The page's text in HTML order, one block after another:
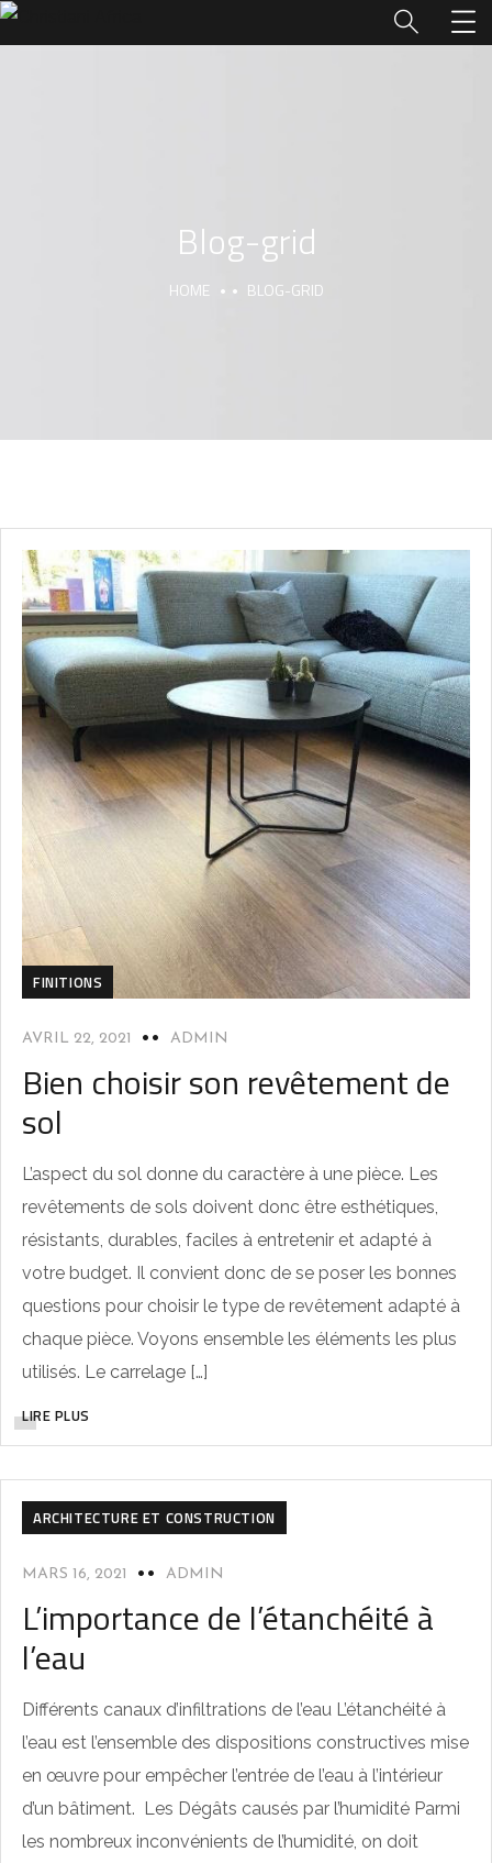
Blog-grid
HOME BLOG-GRID
FINITIONS
AVRIL 22, 2021 ADMIN
Bien choisir son revêtement de
sol
L’aspect du sol donne du caractère à une pièce. Les
revêtements de sols doivent donc être esthétiques,
résistants, durables, faciles à entretenir et adapté à
votre budget. Il convient donc de se poser les bonnes
questions pour choisir le type de revêtement adapté à
chaque pièce. Voyons ensemble les éléments les plus
utilisés. Le carrelage […]
LIRE PLUS
ARCHITECTURE ET CONSTRUCTION
MARS 16, 2021 ADMIN
L’importance de l’étanchéité à
l’eau
Différents canaux d’infiltrations de l’eau L’étanchéité à
l’eau est l’ensemble des dispositions constructives mise
en œuvre pour empêcher l’entrée de l’eau à l’intérieur
d’un bâtiment. Les Dégâts causés par l’humidité Parmi
les nombreux inconvénients de l’humidité, on doit